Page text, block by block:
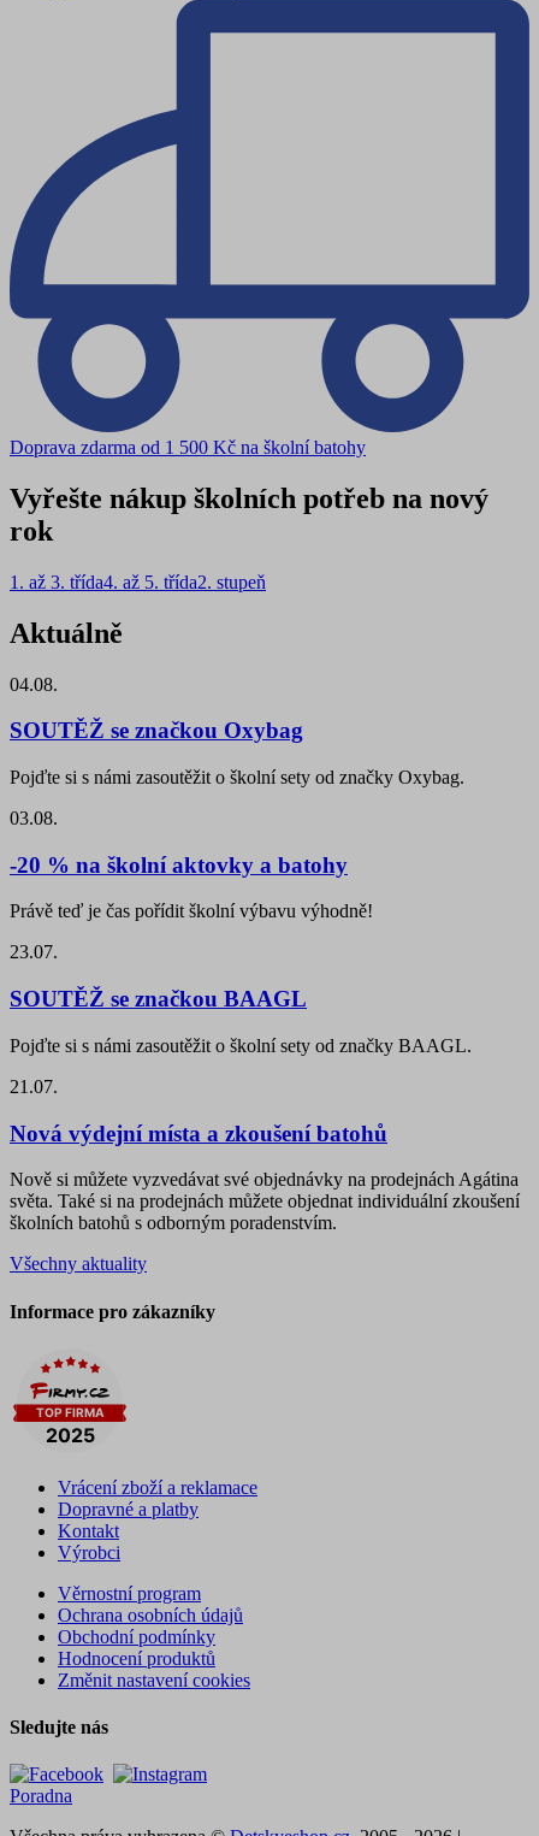
Doprava zdarma od 1 500 Kč na školní batohy
Vyřešte nákup školních potřeb na nový
rok
1. až 3. třída4. až 5. třída2. stupeň
Aktuálně
04.08.
SOUTĚŽ se značkou Oxybag
Pojďte si s námi zasoutěžit o školní sety od značky Oxybag.
03.08.
-20 % na školní aktovky a batohy
Právě teď je čas pořídit školní výbavu výhodně!
23.07.
SOUTĚŽ se značkou BAAGL
Pojďte si s námi zasoutěžit o školní sety od značky BAAGL.
21.07.
Nová výdejní místa a zkoušení batohů
Nově si můžete vyzvedávat své objednávky na prodejnách Agátina
světa. Také si na prodejnách můžete objednat individuální zkoušení
školních batohů s odborným poradenstvím.
Všechny aktuality
Informace pro zákazníky
Vrácení zboží a reklamace
Dopravné a platby
Kontakt
Výrobci
Věrnostní program
Ochrana osobních údajů
Obchodní podmínky
Hodnocení produktů
Změnit nastavení cookies
Sledujte nás
Poradna